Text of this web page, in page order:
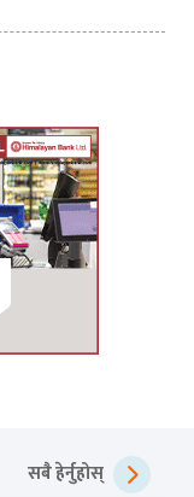
सबै हेर्नुहोस्